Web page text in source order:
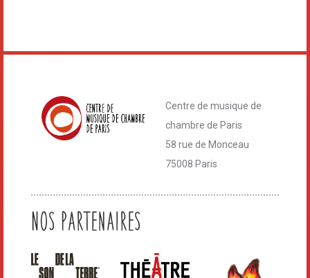
Centre de musique de
chambre de Paris
58 rue de Monceau
75008 Paris
Nos Partenaires